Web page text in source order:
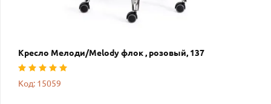
Кресло Мелоди/Melody флок , розовый, 137
Код: 15059